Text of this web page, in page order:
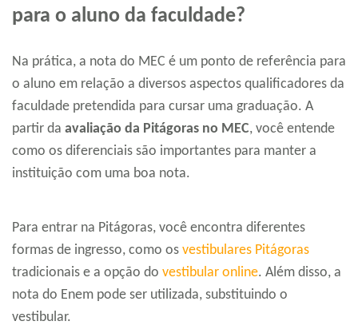
para o aluno da faculdade?
Na prática, a nota do MEC é um ponto de referência para
o aluno em relação a diversos aspectos qualificadores da
faculdade pretendida para cursar uma graduação. A
partir da avaliação da Pitágoras no MEC, você entende
como os diferenciais são importantes para manter a
instituição com uma boa nota.
Para entrar na Pitágoras, você encontra diferentes
formas de ingresso, como os vestibulares Pitágoras
tradicionais e a opção do vestibular online. Além disso, a
nota do Enem pode ser utilizada, substituindo o
vestibular.